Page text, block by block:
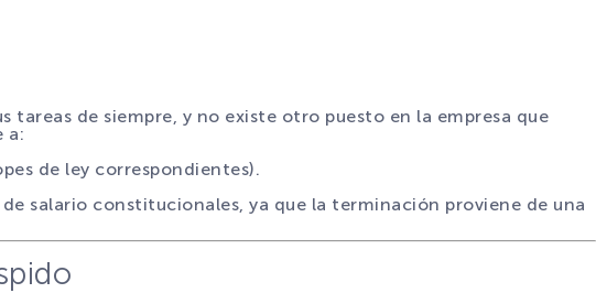
de siempre, y no existe otro puesto en la empresa que
a:
de ley correspondientes).
salario constitucionales, ya que la terminación proviene de una